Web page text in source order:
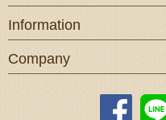
Information
Company